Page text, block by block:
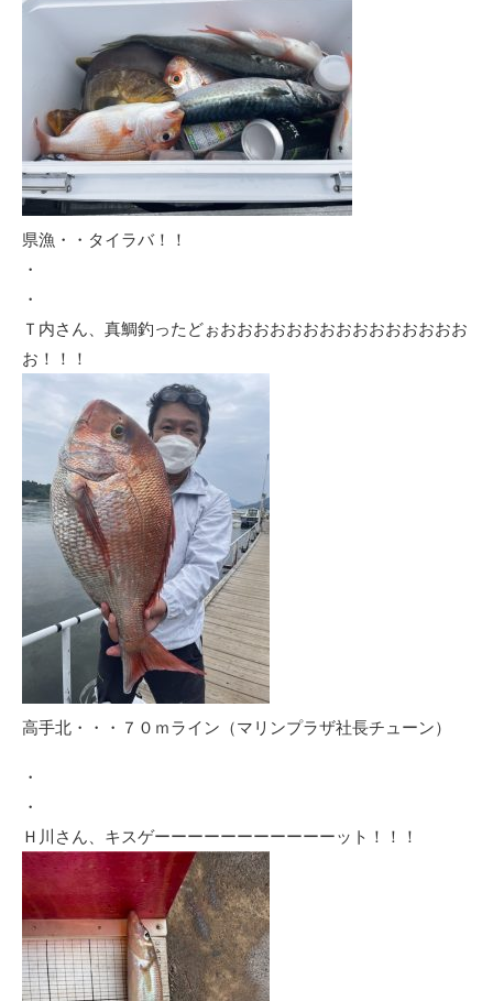
県漁・・タイラバ！！
・
・
Ｔ内さん、真鯛釣ったどぉおおおおおおおおおおおおおおお
お！！！
高手北・・・７０ｍライン（マリンプラザ社長チューン）
・
・
Ｈ川さん、キスゲーーーーーーーーーーーット！！！